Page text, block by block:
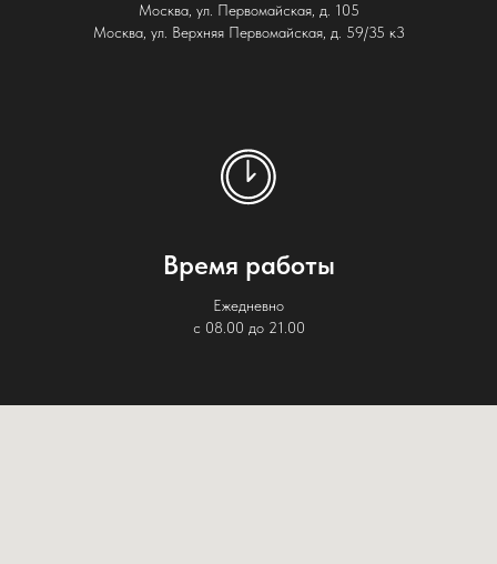
Москва, ул. Первомайская, д. 105
Москва, ул. Верхняя Первомайская, д. 59/35 к3
Время работы
Ежедневно
с 08.00 до 21.00